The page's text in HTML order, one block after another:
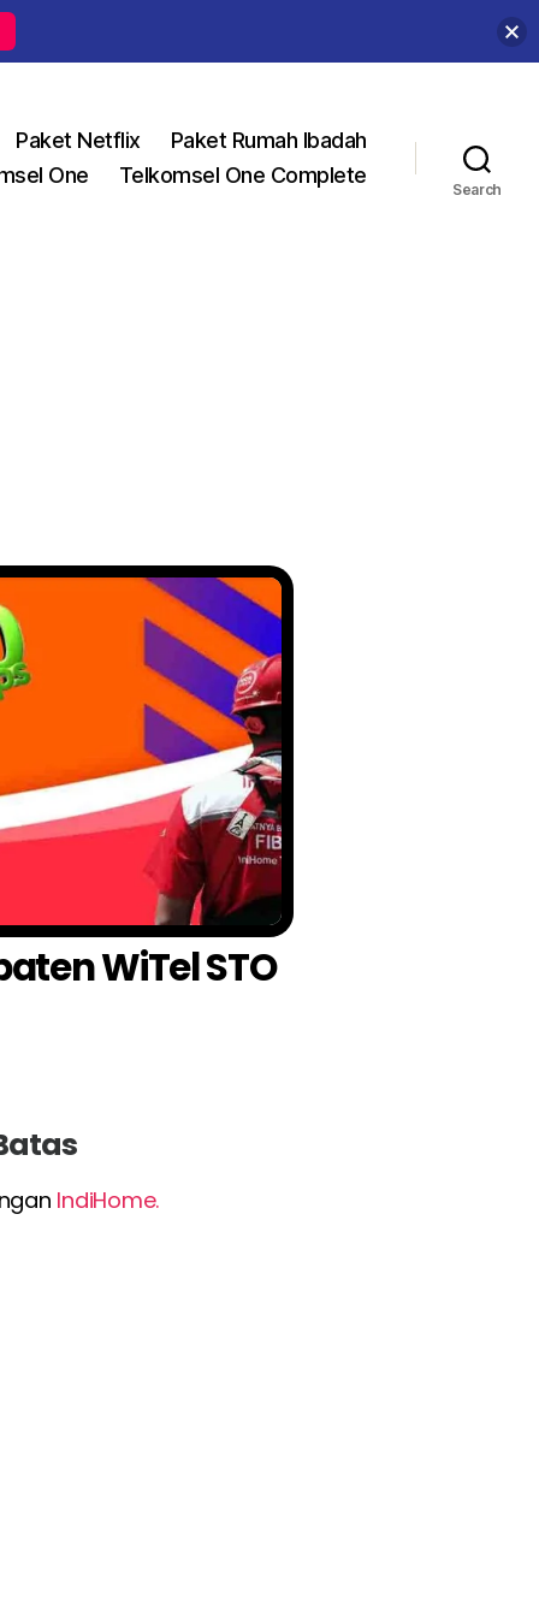
Paket Netflix
Paket Rumah Ibadah
One
Telkomsel One Complete
Search
WiTel STO
IndiHome.